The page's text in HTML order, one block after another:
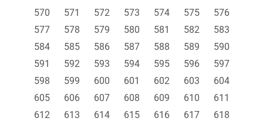
570
571 572 573 574 575
576
577
578 579 580 581 582
583
584
585 586 587 588 589
590
591
592 593 594 595 596
597
598
599 600 601 602 603
604
605
606 607 608 609 610
611
612
613 614 615 616 617
618